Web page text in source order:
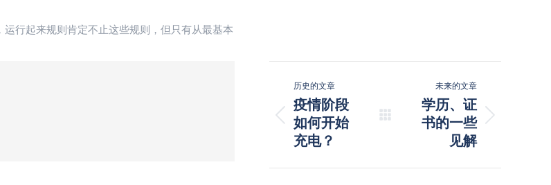
行起来规则肯定不止这些规则，但只有从最基本
章
导
历史的文章
历
史
文
疫情阶段
如何开始
充电？
未来的文章
未
文
学历、证
书的一些
见解